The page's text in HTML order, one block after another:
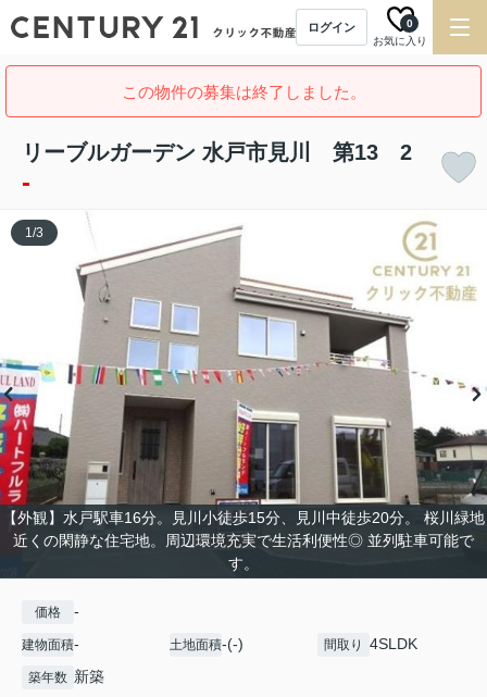
ログイン
お気に入り
0
この物件の募集は終了しました。
リーブルガーデン 水戸市見川 第13 2
-
【外観】水戸駅車16分。見川小徒歩15分、見川中徒歩20分。 桜川緑地
近くの閑静な住宅地。周辺環境充実で生活利便性◎ 並列駐車可能で
す。
1/3
価格 -
建物面積- 土地面積-(-) 間取り 4SLDK
築年数 新築